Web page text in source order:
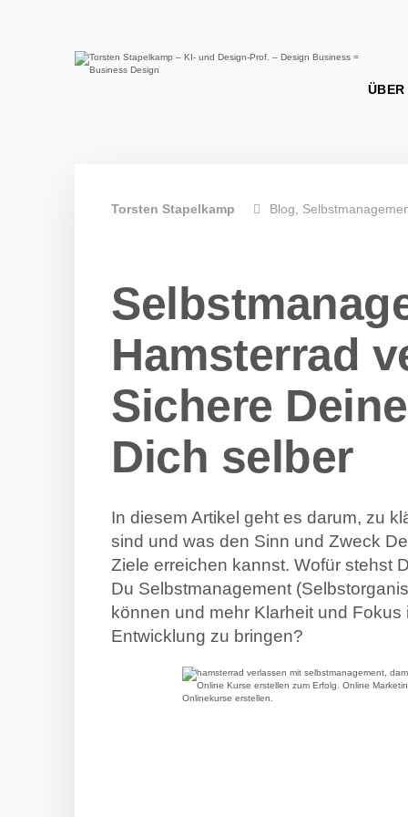
Torsten Stapelkamp Blog
Hamsterrad
Sichere
Dich selber
In diesem Artikel geht es darum, zu
sind und was den Sinn und Zweck
Ziele erreichen kannst. Wofür stehst
Du Selbstmanagement
können und mehr Klarheit und
Entwicklung zu bringen?